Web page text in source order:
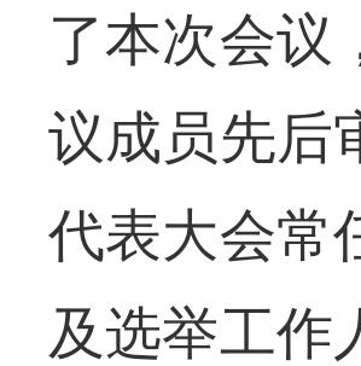
了本次会议
议成员先后
代表大会常
及选举工作